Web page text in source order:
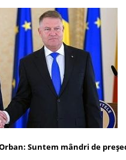
Suntem mândri de